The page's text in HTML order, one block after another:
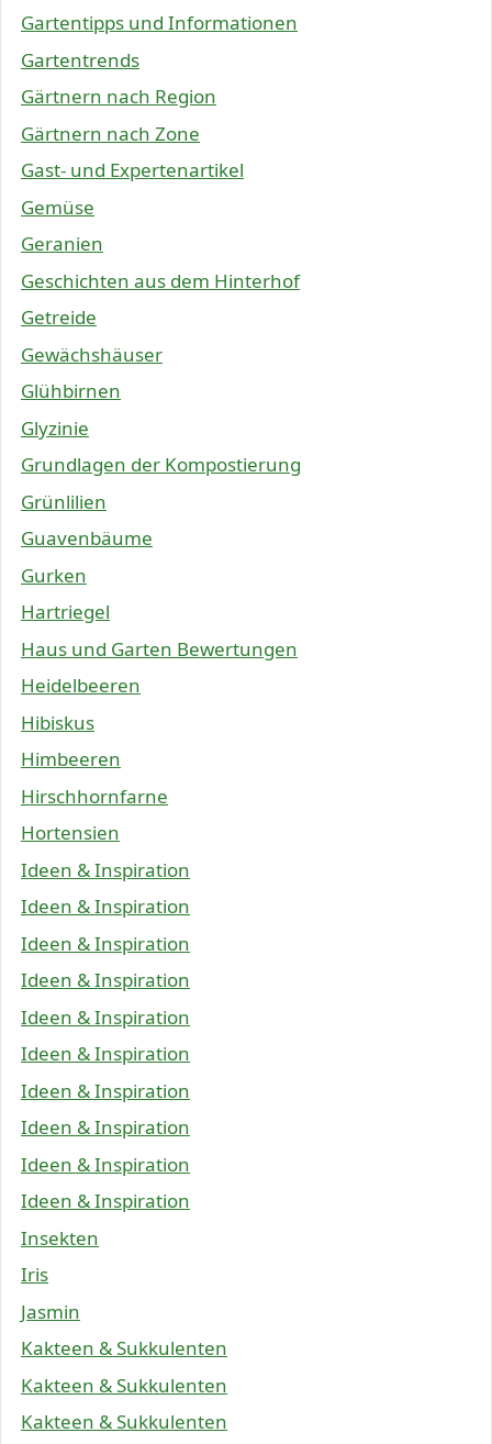
Gartentipps und Informationen
Gartentrends
Gärtnern nach Region
Gärtnern nach Zone
Gast- und Expertenartikel
Gemüse
Geranien
Geschichten aus dem Hinterhof
Getreide
Gewächshäuser
Glühbirnen
Glyzinie
Grundlagen der Kompostierung
Grünlilien
Guavenbäume
Gurken
Hartriegel
Haus und Garten Bewertungen
Heidelbeeren
Hibiskus
Himbeeren
Hirschhornfarne
Hortensien
Ideen & Inspiration
Ideen & Inspiration
Ideen & Inspiration
Ideen & Inspiration
Ideen & Inspiration
Ideen & Inspiration
Ideen & Inspiration
Ideen & Inspiration
Ideen & Inspiration
Ideen & Inspiration
Insekten
Iris
Jasmin
Kakteen & Sukkulenten
Kakteen & Sukkulenten
Kakteen & Sukkulenten